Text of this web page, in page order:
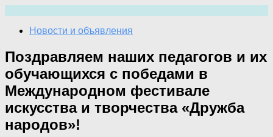
содержимому
Новости и объявления
Поздравляем наших педагогов и их
обучающихся с победами в
Международном фестивале
искусства и творчества «Дружба
народов»!